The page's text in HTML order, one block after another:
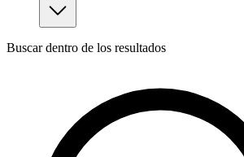
Buscar dentro de los resultados